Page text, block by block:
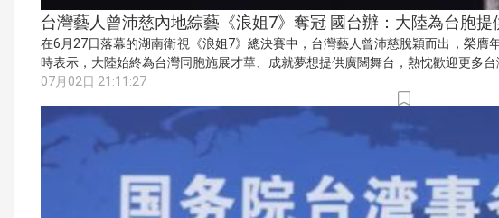
台灣藝人曾沛慈內地綜藝《浪姐7》奪冠 國台辦：大陸為台胞提
在6月27日落幕的湖南衛視《浪姐7》總決賽中，台灣藝人曾沛慈脫穎而出，榮膺
時表示，大陸始終為台灣同胞施展才華、成就夢想提供廣闊舞台，熱忱歡迎更多台
07月02日 21:11:27